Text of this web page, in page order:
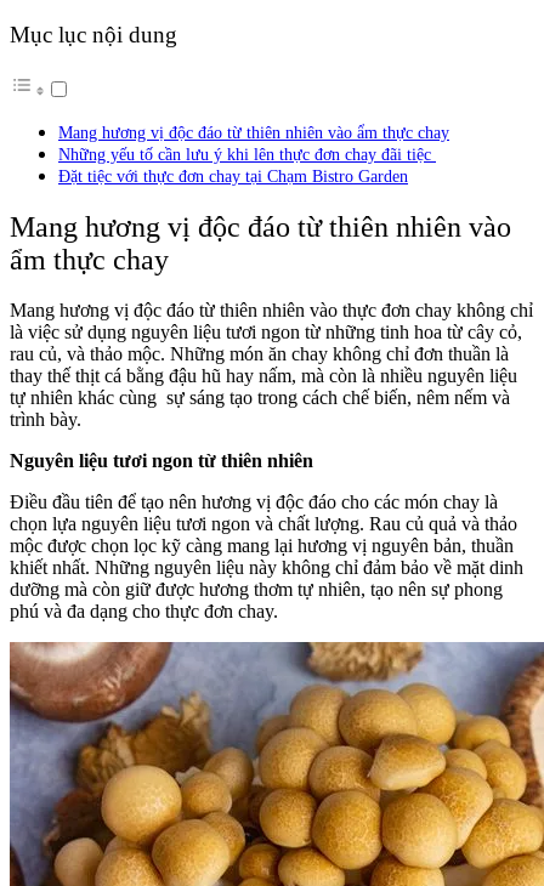
Mục lục nội dung
Mang hương vị độc đáo từ thiên nhiên vào ẩm thực chay
Những yếu tố cần lưu ý khi lên thực đơn chay đãi tiệc
Đặt tiệc với thực đơn chay tại Chạm Bistro Garden
Mang hương vị độc đáo từ thiên nhiên vào
ẩm thực chay
Mang hương vị độc đáo từ thiên nhiên vào thực đơn chay không chỉ
là việc sử dụng nguyên liệu tươi ngon từ những tinh hoa từ cây cỏ,
rau củ, và thảo mộc. Những món ăn chay không chỉ đơn thuần là
thay thế thịt cá bằng đậu hũ hay nấm, mà còn là nhiều nguyên liệu
tự nhiên khác cùng sự sáng tạo trong cách chế biến, nêm nếm và
trình bày.
Nguyên liệu tươi ngon từ thiên nhiên
Điều đầu tiên để tạo nên hương vị độc đáo cho các món chay là
chọn lựa nguyên liệu tươi ngon và chất lượng. Rau củ quả và thảo
mộc được chọn lọc kỹ càng mang lại hương vị nguyên bản, thuần
khiết nhất. Những nguyên liệu này không chỉ đảm bảo về mặt dinh
dưỡng mà còn giữ được hương thơm tự nhiên, tạo nên sự phong
phú và đa dạng cho thực đơn chay.